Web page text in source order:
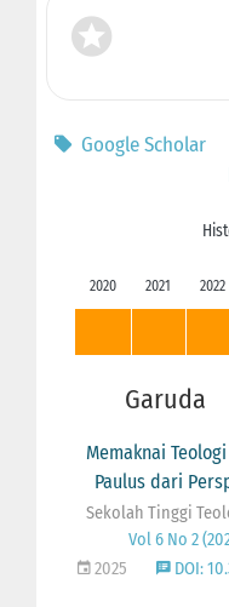
Google Scholar
2020 2021 2022
Garuda
Memaknai
Paulus dari
Sekolah Tinggi
Vol 6 No 2
2025
DOI: